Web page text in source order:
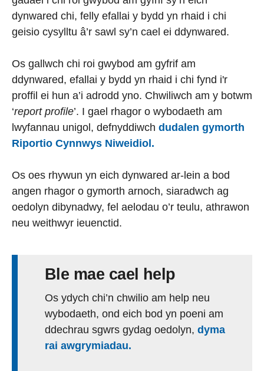
dynwared chi, felly efallai y bydd yn rhaid i chi
geisio cysylltu â’r sawl sy’n cael ei ddynwared.
Os gallwch chi roi gwybod am gyfrif am
ddynwared, efallai y bydd yn rhaid i chi fynd i'r
proffil ei hun a’i adrodd yno. Chwiliwch am y botwm
‘report profile’. I gael rhagor o wybodaeth am
lwyfannau unigol, defnyddiwch dudalen gymorth
Riportio Cynnwys Niweidiol.
Os oes rhywun yn eich dynwared ar-lein a bod
angen rhagor o gymorth arnoch, siaradwch ag
oedolyn dibynadwy, fel aelodau o’r teulu, athrawon
neu weithwyr ieuenctid.
Ble mae cael help
Os ydych chi’n chwilio am help neu
wybodaeth, ond eich bod yn poeni am
ddechrau sgwrs gydag oedolyn, dyma
rai awgrymiadau.